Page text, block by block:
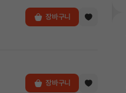
장바구니
장바구니